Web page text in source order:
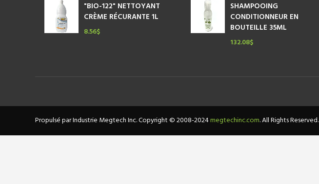
"BIO-122" NETTOYANT
CRÈME RÉCURANTE 1L
8.56$
SHAMPOOING
CONDITIONNEUR EN
BOUTEILLE 35ML
132.08$
Propulsé par Industrie Megtech Inc. Copyright © 2008-2024megtechinc.com. All Rights Reserved.